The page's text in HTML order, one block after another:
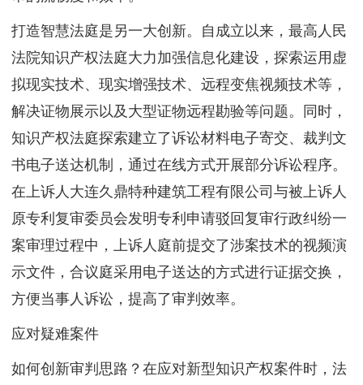
打造智慧法庭是另一大创新。自成立以来，最高人民
法院知识产权法庭大力加强信息化建设，探索运用虚
拟现实技术、现实增强技术、远程变焦视频技术等，
解决证物展示以及大型证物远程勘验等问题。同时，
知识产权法庭探索建立了诉讼材料电子寄交、裁判文
书电子送达机制，通过在线方式开展部分诉讼程序。
在上诉人大连久鼎特种建筑工程有限公司与被上诉人
原专利复审委员会发明专利申请驳回复审行政纠纷一
案审理过程中，上诉人庭前提交了涉案技术的视频演
示文件，合议庭采用电子送达的方式进行证据交换，
方便当事人诉讼，提高了审判效率。
应对疑难案件
如何创新审判思路？在应对新型知识产权案件时，法